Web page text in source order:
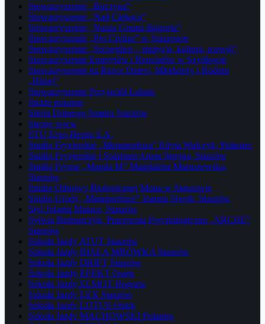
Stowarzyszenie „Buczyna”
Stowarzyszenie „Nad Ciekącą”
Stowarzyszenie „Nasza Gmina Bogoria”
Stowarzyszenie „Pro Civitas” w Staszowie
Stowarzyszenie „Szczeglice – tradycja, kultura, rozwój”
Stowarzyszenie Emerytów i Rencistów w Szydłowie
Stowarzyszenie na Rzecz Dzieci, Młodzieży i Rodzin
„Bliżej”
Stowarzyszenie Przyjaciół Łubnic
Straże pożarne
Strefa Dobrego Smaku Staszów
Strony www
STU Ergo Hestia S.A.
Studio Fryzjerskie „Metamorfoza” Edyta Walczyk, Połaniec
Studio Fryzjerskie i Solarium Aneta Strojna, Staszów
Studio Fryzur „Magda M” Magdalena Maruszewska,
Staszów
Studio Odnowy Biologicznej Mona w Staszowie
Studio Urody „Metamorfoza” Joanna Siwek, Staszów
Styl Jolanta Matacz, Staszów
Sylwia Bednarczyk, Pracownia Psychologiczna „ARCHE”
Staszów
Szkoła Jazdy ATUT Staszów
Szkoła Jazdy BIAŁA MRÓWKA Staszów
Szkoła Jazdy DRIFT Staszów
Szkoła Jazdy EFEKT Osiek
Szkoła Jazdy ELMOT Bogoria
Szkoła Jazdy LEX Staszów
Szkoła Jazdy LOTUS Osiek
Szkoła Jazdy MACHOWSKI Połaniec